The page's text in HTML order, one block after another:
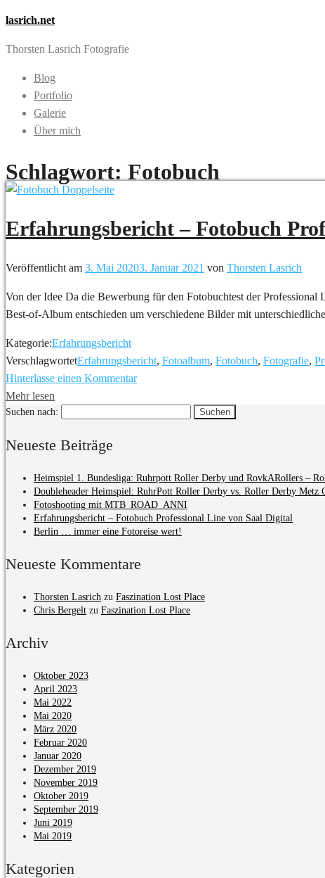
lasrich.net
Thorsten Lasrich Fotografie
Blog
Portfolio
Galerie
Über mich
Schlagwort:Fotobuch
Erfahrungsbericht – Fotobuch
Veröffentlicht am 3. Mai 20203. Januar 2021 von Thorsten Lasrich
Von der Idee Da die Bewerbung für den Fotobuchtest der
Best-of-Album entschieden um verschiedene Bilder mit
Kategorie:Erfahrungsbericht
VerschlagwortetErfahrungsbericht, Fotoalbum, Fotobuch, Fotografie,
Hinterlasse einen Kommentar
Mehr lesen
Suchen nach:
Neueste Beiträge
Heimspiel 1. Bundesliga: Ruhrpott Roller Derby und RovkARollers –
Doubleheader Heimspiel: RuhrPott Roller Derby vs. Roller Derby Metz
Fotoshooting mit MTB_ROAD_ANNI
Erfahrungsbericht – Fotobuch Professional Line von Saal Digital
Berlin … immer eine Fotoreise wert!
Neueste Kommentare
Thorsten Lasrich zu Faszination Lost Place
Chris Bergelt zu Faszination Lost Place
Archiv
Oktober 2023
April 2023
Mai 2022
Mai 2020
März 2020
Februar 2020
Januar 2020
Dezember 2019
November 2019
Oktober 2019
September 2019
Juni 2019
Mai 2019
Kategorien